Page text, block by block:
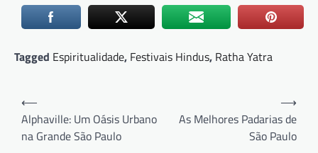
Tagged Espiritualidade, Festivais Hindus, Ratha Yatra
Navegação
de
Post
⟵
Alphaville: Um Oásis Urbano
na Grande São Paulo
As Melhores Padarias de
São Paulo
⟶